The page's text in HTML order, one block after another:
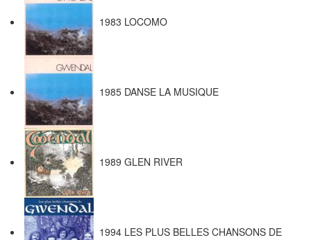
1983 LOCOMO
1985 DANSE LA MUSIQUE
1989 GLEN RIVER
1994 LES PLUS BELLES CHANSONS DE